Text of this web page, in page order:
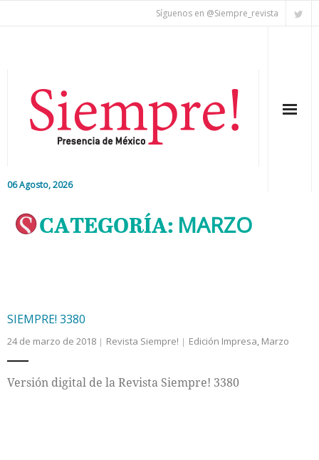
Síguenos en @Siempre_revista
06 Agosto, 2026
Colaboradores
Internacional
Cultura
CATEGORÍA: MARZO
SIEMPRE! 3380
24 de marzo de 2018 Revista Siempre! Edición Impresa, Marzo
Versión digital de la Revista Siempre! 3380